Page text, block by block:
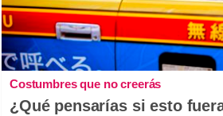
Costumbres que no creerás
¿Qué pensarías si esto